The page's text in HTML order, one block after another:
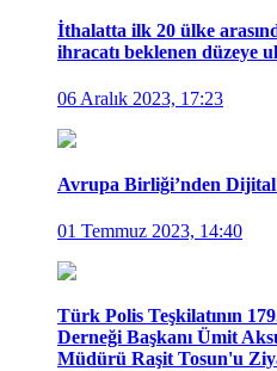
İthalatta ilk 20 ülke
ihracatı beklenen düzeye
06 Aralık 2023, 17:23
Avrupa Birliği’nden Dijital
01 Temmuz 2023, 14:40
Türk Polis Teşkilatının
Derneği Başkanı Ümit
Müdürü Raşit Tosun'u